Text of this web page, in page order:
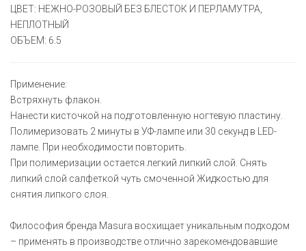
ЦВЕТ: НЕЖНО-РОЗОВЫЙ БЕЗ БЛЕСТОК И ПЕРЛАМУТРА,
НЕПЛОТНЫЙ
ОБЪЕМ: 6.5
Применение:
Встряхнуть флакон.
Нанести кисточкой на подготовленную ногтевую пластину.
Полимеризовать 2 минуты в УФ-лампе или 30 секунд в LED-
лампе. При необходимости повторить.
При полимеризации остается легкий липкий слой. Снять
липкий слой салфеткой чуть смоченной Жидкостью для
снятия липкого слоя.
Философия бренда Masura восхищает уникальным подходом
– применять в производстве отлично зарекомендовавшие